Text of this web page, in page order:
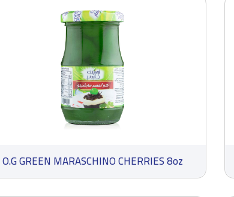
O.G GREEN MARASCHINO CHERRIES 8oz